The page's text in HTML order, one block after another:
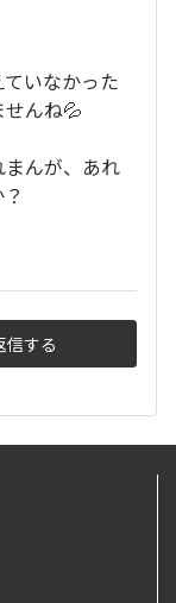
いなかった
んね💦
んが、あれ
信する